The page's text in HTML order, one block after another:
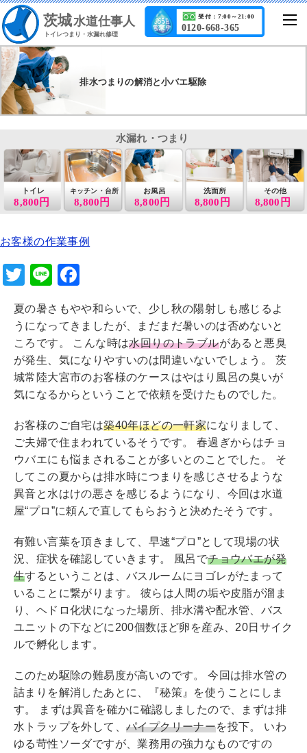
茨城水道仕事人
トイレつまり・水漏れ修理
0120-668-365
受付：7:00～21:00
排水つまりの解消と小バエ駆除
8,800円
トイレ
8,800円
キッチン・台所 お風呂
8,800円
洗面所
8,800円
その他
8,800円
水漏れ・つまり
お客様の作業事例
T
wi
tt
er
Li
e
c
e
b
o
o
k
夏の暑さもやや和らいで、少し秋の陽射しも感じるよ
うになってきましたが、まだまだ暑いのは否めないと
ころです。 こんな時は水回りのトラブルがあると悪臭
が発生、気になりやすいのは間違いないでしょう。 茨
城常陸大宮市のお客様のケースはやはり風呂の臭いが
気になるからということで依頼を受けたものでした。
お客様のご自宅は築40年ほどの一軒家になりまして、
ご夫婦で住まわれているそうです。 春過ぎからはチョ
ウバエにも悩まされることが多いとのことでした。 そ
してこの夏からは排水時につまりを感じさせるような
異音と水はけの悪さを感じるようになり、今回は水道
屋“プロ”に頼んで直してもらおうと決めたそうです。
有難い言葉を頂きまして、早速“プロ”として現場の状
況、症状を確認していきます。 風呂でチョウバエが発
生するということは、バスルームにヨゴレがたまって
いることに繋がります。 彼らは人間の垢や皮脂が溜ま
り、ヘドロ化状になった場所、排水溝や配水管、バス
ユニットの下などに200個数ほど卵を産み、20日サイク
ルで孵化します。
このため駆除の難易度が高いのです。 今回は排水管の
詰まりを解消したあとに、『秘策』を使うことにしま
す。 まずは異音を確かに確認しましたので、まずは排
水トラップを外して、 パイプクリーナーを投下。 いわ
ゆる苛性ソーダですが、業務用の強力なものですの